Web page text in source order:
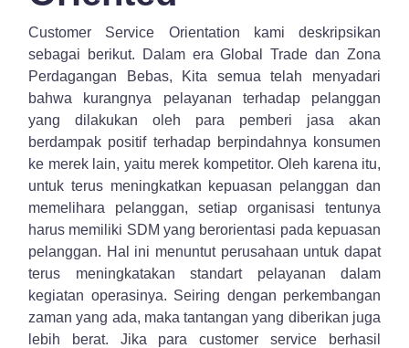
Customer Service Orientation kami deskripsikan
sebagai berikut. Dalam era Global Trade dan Zona
Perdagangan Bebas, Kita semua telah menyadari
bahwa kurangnya pelayanan terhadap pelanggan
yang dilakukan oleh para pemberi jasa akan
berdampak positif terhadap berpindahnya konsumen
ke merek lain, yaitu merek kompetitor. Oleh karena itu,
untuk terus meningkatkan kepuasan pelanggan dan
memelihara pelanggan, setiap organisasi tentunya
harus memiliki SDM yang berorientasi pada kepuasan
pelanggan. Hal ini menuntut perusahaan untuk dapat
terus meningkatakan standart pelayanan dalam
kegiatan operasinya. Seiring dengan perkembangan
zaman yang ada, maka tantangan yang diberikan juga
lebih berat. Jika para customer service berhasil